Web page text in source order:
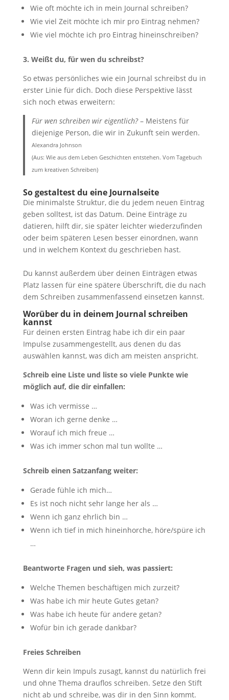
Wie oft möchte ich in mein Journal schreiben?
Wie viel Zeit möchte ich mir pro Eintrag nehmen?
Wie viel möchte ich pro Eintrag hineinschreiben?
3. Weißt du, für wen du schreibst?
So etwas persönliches wie ein Journal schreibst du in
erster Linie für dich. Doch diese Perspektive lässt
sich noch etwas erweitern:
Für wen schreiben wir eigentlich?– Meistens für
diejenige Person, die wir in Zukunft sein werden.
Alexandra Johnson
(Aus: Wie aus dem Leben Geschichten entstehen. Vom Tagebuch
zum kreativen Schreiben)
So gestaltest du eine Journalseite
Die minimalste Struktur, die du jedem neuen Eintrag
geben solltest, ist das Datum. Deine Einträge zu
datieren, hilft dir, sie später leichter wiederzufinden
oder beim späteren Lesen besser einordnen, wann
und in welchem Kontext du geschrieben hast.
Du kannst außerdem über deinen Einträgen etwas
Platz lassen für eine spätere Überschrift, die du nach
dem Schreiben zusammenfassend einsetzen kannst.
Worüber du in deinem Journal schreiben
kannst
Für deinen ersten Eintrag habe ich dir ein paar
Impulse zusammengestellt, aus denen du das
auswählen kannst, was dich am meisten anspricht.
Schreib eine Liste und liste so viele Punkte wie
möglich auf, die dir einfallen:
Was ich vermisse …
Woran ich gerne denke …
Worauf ich mich freue …
Was ich immer schon mal tun wollte …
Schreib einen Satzanfang weiter:
Gerade fühle ich mich…
Es ist noch nicht sehr lange her als …
Wenn ich ganz ehrlich bin …
Wenn ich tief in mich hineinhorche, höre/spüre ich
…
Beantworte Fragen und sieh, was passiert:
Welche Themen beschäftigen mich zurzeit?
Was habe ich mir heute Gutes getan?
Was habe ich heute für andere getan?
Wofür bin ich gerade dankbar?
Freies Schreiben
Wenn dir kein Impuls zusagt, kannst du natürlich frei
und ohne Thema drauflos schreiben. Setze den Stift
nicht ab und schreibe, was dir in den Sinn kommt.